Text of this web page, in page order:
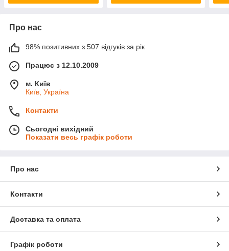
Про нас
98% позитивних з 507 відгуків за рік
Працює з 12.10.2009
м. Київ
Київ, Україна
Контакти
Сьогодні вихідний
Показати весь графік роботи
Про нас
Контакти
Доставка та оплата
Графік роботи